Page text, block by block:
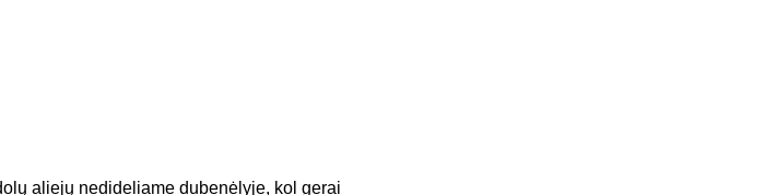
aliejų nedideliame dubenėlyje, kol gerai